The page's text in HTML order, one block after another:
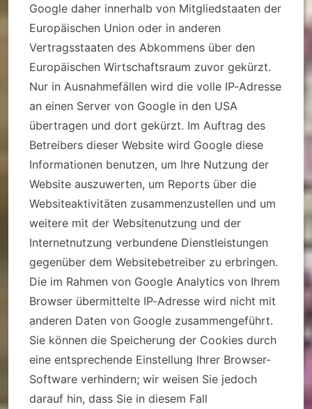
Google daher innerhalb von Mitgliedstaaten der
Europäischen Union oder in anderen
Vertragsstaaten des Abkommens über den
Europäischen Wirtschaftsraum zuvor gekürzt.
Nur in Ausnahmefällen wird die volle IP-Adresse
an einen Server von Google in den USA
übertragen und dort gekürzt. Im Auftrag des
Betreibers dieser Website wird Google diese
Informationen benutzen, um Ihre Nutzung der
Website auszuwerten, um Reports über die
Websiteaktivitäten zusammenzustellen und um
weitere mit der Websitenutzung und der
Internetnutzung verbundene Dienstleistungen
gegenüber dem Websitebetreiber zu erbringen.
Die im Rahmen von Google Analytics von Ihrem
Browser übermittelte IP-Adresse wird nicht mit
anderen Daten von Google zusammengeführt.
Sie können die Speicherung der Cookies durch
eine entsprechende Einstellung Ihrer Browser-
Software verhindern; wir weisen Sie jedoch
darauf hin, dass Sie in diesem Fall